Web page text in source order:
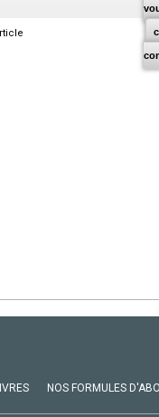
NOS FORMULES